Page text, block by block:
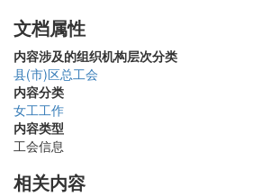
文档属性
内容涉及的组织机构层次分类
县(市)区总工会
内容分类
女工工作
内容类型
工会信息
相关内容